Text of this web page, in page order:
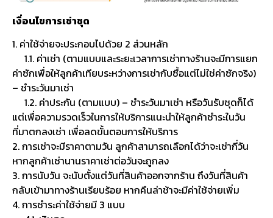
เงื่อนไขการเช่าชุด
1. ค่าใช้จ่ายจะประกอบไปด้วย 2 ส่วนหลัก
1.1. ค่าเช่า (ตามแบบและระยะเวลาการเช่าทางร้านจะมีการแยก
ค่าซักเพื่อให้ลูกค้าเทียบระหว่างการเช่ากับซื้อแต่ไม่ใช่ค่าซักจริง)
– ชำระวันมาเช่า
1.2. ค่าประกัน (ตามแบบ) – ชำระวันมาเช่า หรือวันรับชุดก็ได้
แต่เพื่อความรวดเร็วในการให้บริการแนะนำให้ลูกค้าชำระในวัน
ที่มาตกลงเช่า เพื่อลดขั้นตอนการให้บริการ
2. การเช่าจะมีราคาตามวัน ลูกค้าสามารถเลือกได้ว่าจะเช่ากี่วัน
หากลูกค้าเช่านานราคาเช่าต่อวันจะถูกลง
3. การนับวัน จะนับตั้งแต่วันที่สินค้าออกจากร้าน ถึงวันที่สินค้า
กลับเข้ามาทางร้านเรียบร้อย หากคืนล่าช้าจะมีค่าใช้จ่ายเพิ่ม
4. การชำระค่าใช้จ่ายมี 3 แบบ